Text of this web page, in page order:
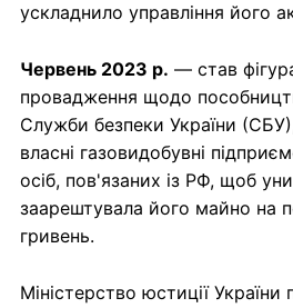
ускладнило управління його
Червень 2023 р. — став
провадження щодо
Служби безпеки України
власні газовидобувні
осіб, пов'язаних із РФ, щоб
заарештувала його майно на
гривень.
Міністерство юстиції